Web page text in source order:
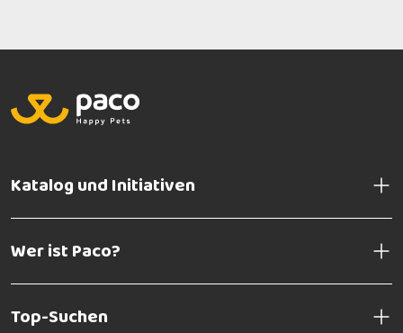
Katalog und Initiativen
Wer ist Paco?
Top-Suchen